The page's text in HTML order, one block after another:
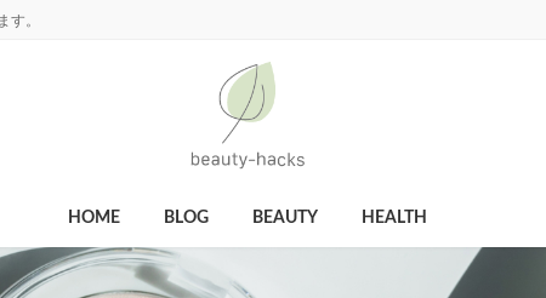
す。
HOME BLOG BEAUTY HEALTH